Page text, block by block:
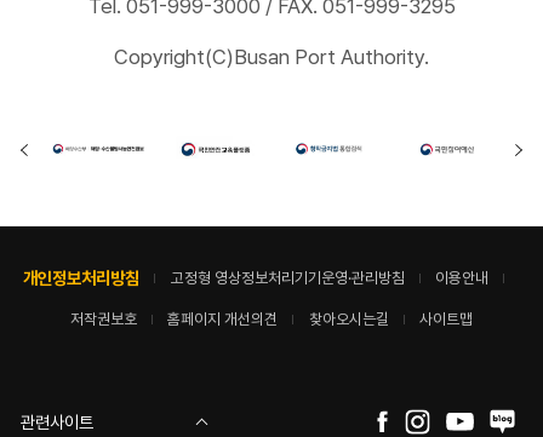
Tel. 051-999-3000 / FAX. 051-999-3295
Copyright(C)Busan Port Authority.
개인정보처리방침 고정형 영상정보처리기기운영·관리방침 이용안내
저작권보호 홈페이지 개선의견 찾아오시는길 사이트맵
관련사이트